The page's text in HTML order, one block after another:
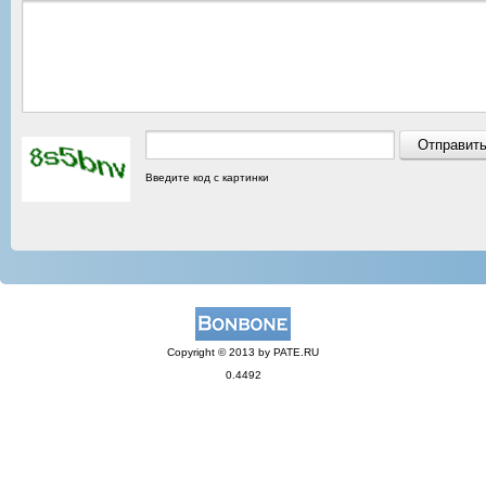
Введите код с картинки
Copyright © 2013 by PATE.RU
0.4492